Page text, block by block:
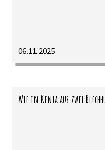
06.11.2025
Wie in Kenia aus zwei